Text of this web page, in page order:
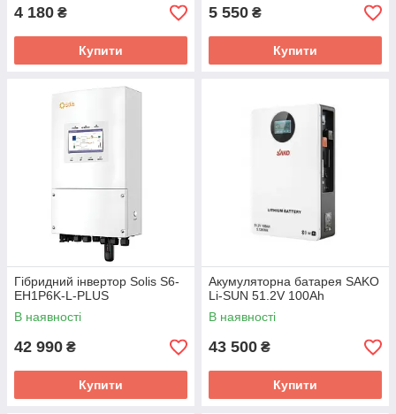
4 180 ₴
Купити
5 550 ₴
Купити
Гібридний інвертор Solis S6-
EH1P6K-L-PLUS
В наявності
42 990 ₴
Купити
Акумуляторна батарея SAKO
Li-SUN 51.2V 100Ah
В наявності
43 500 ₴
Купити